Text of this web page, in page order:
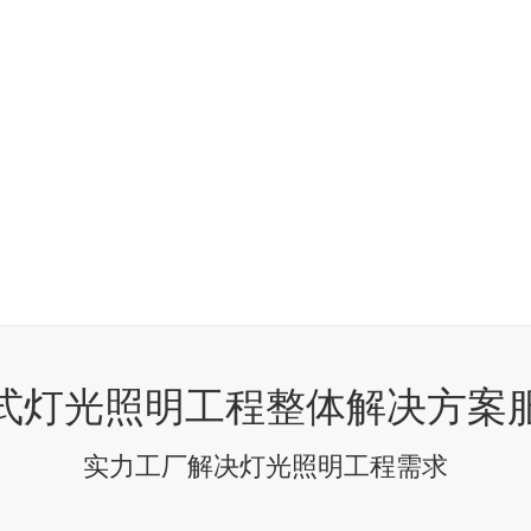
灯光照明工程整体解决方案
实力工厂解决灯光照明工程需求